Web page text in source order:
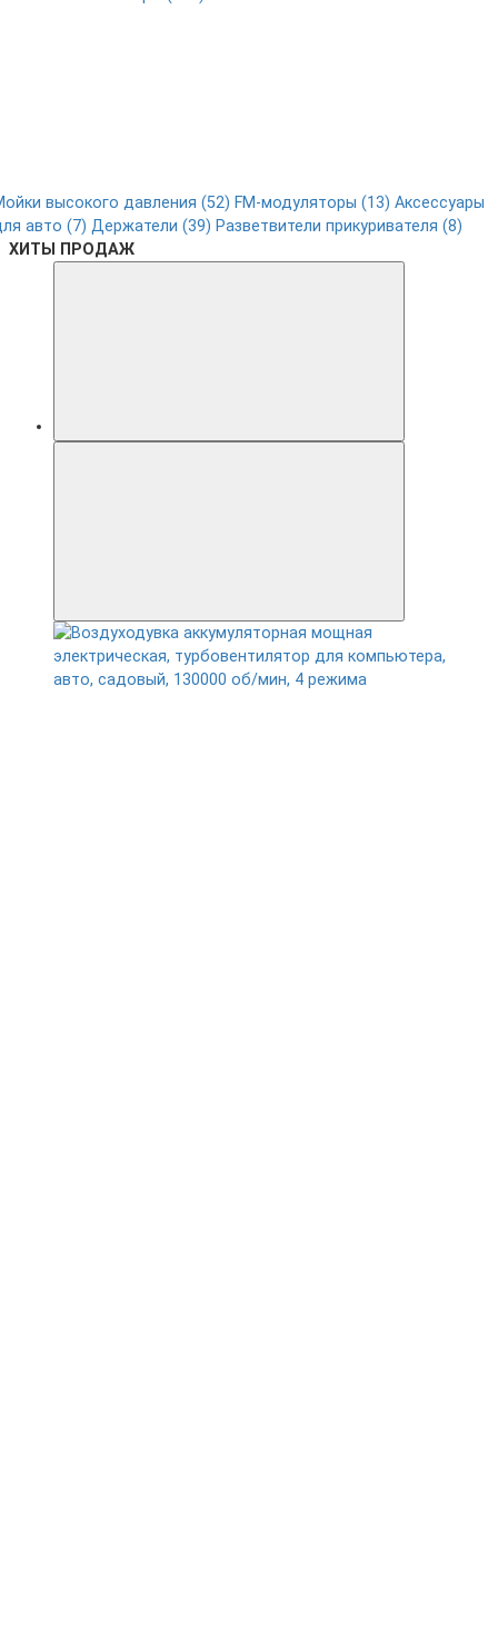
высокого давления (52) FM-модуляторы (13) Аксессуары
авто (7) Держатели (39) Разветвители прикуривателя (8)
ХИТЫ ПРОДАЖ